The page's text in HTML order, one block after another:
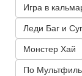
Игра в
Леди Баг и
Монстер Хай
По